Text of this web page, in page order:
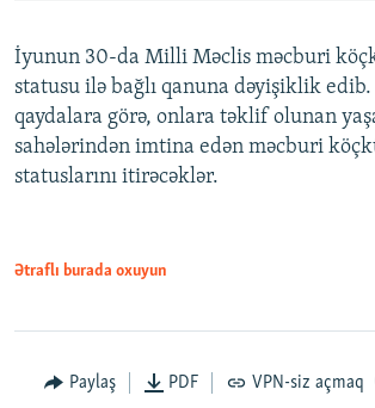
Auto 240p 360p
İyunun 30-da Milli Məclis məcburi
statusu ilə bağlı qanuna dəyişiklik
qaydalara görə, onlara təklif olunan
sahələrindən imtina edən məcburi
statuslarını itirəcəklər.
Ətraflı burada oxuyun
Paylaş PDF VPN-siz açmaq